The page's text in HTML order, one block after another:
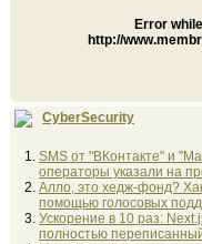
Error
http://
CyberSecurity
SMS от "ВКонтакте" и
операторы указали на
Алло, это хедж-фонд?
помощью голосовых
Ускорение в 10 раз:
полностью